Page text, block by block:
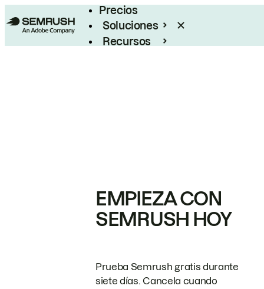
Precios
Soluciones
Recursos
EMPIEZA CON
SEMRUSH HOY
Prueba Semrush gratis durante
siete días. Cancela cuando